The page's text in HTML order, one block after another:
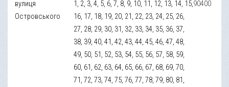
вулиця
Островського
1, 2, 3, 4, 5, 6, 7, 8, 9, 10, 11, 12, 13, 14, 15,
16, 17, 18, 19, 20, 21, 22, 23, 24, 25, 26,
27, 28, 29, 30, 31, 32, 33, 34, 35, 36, 37,
38, 39, 40, 41, 42, 43, 44, 45, 46, 47, 48,
49, 50, 51, 52, 53, 54, 55, 56, 57, 58, 59,
60, 61, 62, 63, 64, 65, 66, 67, 68, 69, 70,
71, 72, 73, 74, 75, 76, 77, 78, 79, 80, 81,
90400